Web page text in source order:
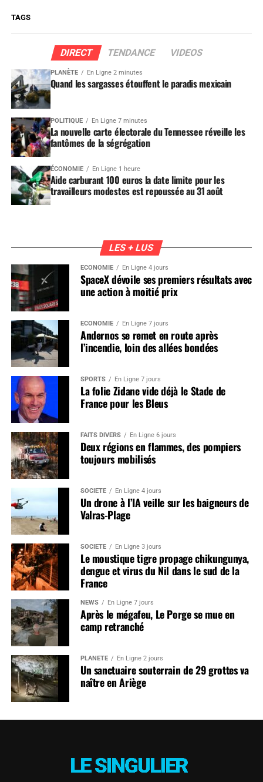
TAGS
DIRECT TENDANCE VIDEOS
PLANÈTE En Ligne 2 minutes
Quand les sargasses étouffent le paradis mexicain
POLITIQUE En Ligne 7 minutes
La nouvelle carte électorale du Tennessee réveille les
fantômes de la ségrégation
ÉCONOMIE En Ligne 1 heure
Aide carburant 100 euros la date limite pour les
travailleurs modestes est repoussée au 31 août
LES + LUS
ÉCONOMIE En Ligne 4 jours
SpaceX dévoile ses premiers résultats avec
une action à moitié prix
ÉCONOMIE En Ligne 7 jours
Andernos se remet en route après
l’incendie, loin des allées bondées
SPORTS En Ligne 7 jours
La folie Zidane vide déjà le Stade de
France pour les Bleus
FAITS DIVERS En Ligne 6 jours
Deux régions en flammes, des pompiers
toujours mobilisés
SOCIÉTÉ En Ligne 4 jours
Un drone à l’IA veille sur les baigneurs de
Valras-Plage
SOCIÉTÉ En Ligne 3 jours
Le moustique tigre propage chikungunya,
dengue et virus du Nil dans le sud de la
France
NEWS En Ligne 7 jours
Après le mégafeu, Le Porge se mue en
camp retranché
PLANÈTE En Ligne 2 jours
Un sanctuaire souterrain de 29 grottes va
naître en Ariège